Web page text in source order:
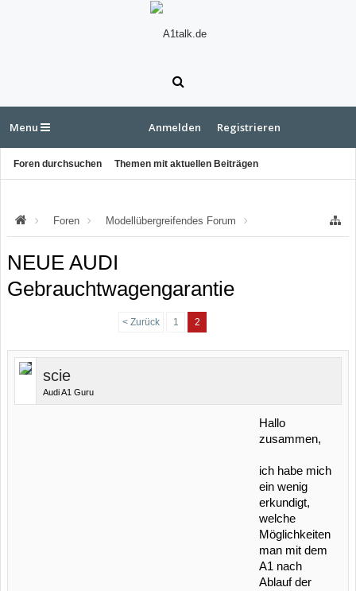
Menu
Foren durchsuchen Themen mit aktuellen Beiträgen
Anmelden Registrieren
Foren Modellübergreifendes Forum
NEUE AUDI
Gebrauchtwagengarantie
< Zurück 1 2
scie
Audi A1 Guru
Hallo
zusammen,
ich habe mich
ein wenig
erkundigt,
welche
Möglichkeiten
man mit dem
A1 nach
Ablauf der